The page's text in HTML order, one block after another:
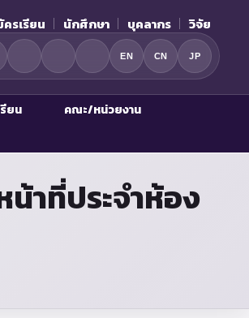
รเรียน นักศึกษา บุคลากร วิจัย
EN CN JP
ยน
คณะ/หน่วยงาน
น้าที่ประจำห้อง